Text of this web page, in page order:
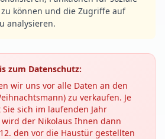
können und die Zugriffe auf
analysieren.
zum Datenschutz:
wir uns vor alle Daten an den
zu verkaufen. Je
sich im laufenden Jahr
der Nikolaus Ihnen dann
den vor die Haustür gestellten